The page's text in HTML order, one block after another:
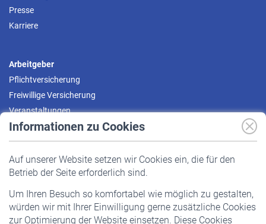
Informationen zu Cookies
Auf unserer Website setzen wir Cookies ein, die für den
Betrieb der Seite erforderlich sind.
Um Ihren Besuch so komfortabel wie möglich zu gestalten,
würden wir mit Ihrer Einwilligung gerne zusätzliche Cookies
zur Optimierung der Website einsetzen. Diese Cookies
Presse
Karriere
Arbeitgeber
Pflichtversicherung
Freiwillige Versicherung
Veranstaltungen
Pflichtversicherung
Staatliche Förderung
Veranstaltungen